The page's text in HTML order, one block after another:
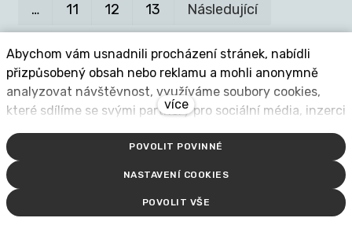
…
11 12 13 Následující
Aktuality
Abychom vám usnadnili procházení stránek, nabídli
přizpůsobený obsah nebo reklamu a mohli anonymně
analyzovat návštěvnost, využíváme soubory cookies,
které sdílíme se svými partnery pro sociální média, inzerci
a analýzu. Jejich nastavení upravíte odkazem "Nastavení
cookies" a kdykoliv jej můžete změnit v patičce webu.
Podrobnější informace najdete v našich Zásadách
ochrany osobních údajů a používání souborů cookies.
Souhlasíte s používáním cookies?
více
POVOLIT POVINNÉ
NASTAVENÍ COOKIES
POVOLIT VŠE